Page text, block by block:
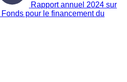
Rapport annuel 2024 sur
Fonds pour le financement du